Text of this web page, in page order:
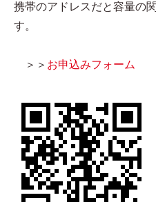
携帯のアドレスだと容量の
す。
＞＞ お申込みフォーム